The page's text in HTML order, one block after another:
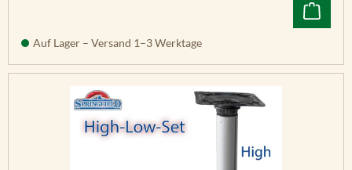
Auf Lager – Versand 1–3 Werktage